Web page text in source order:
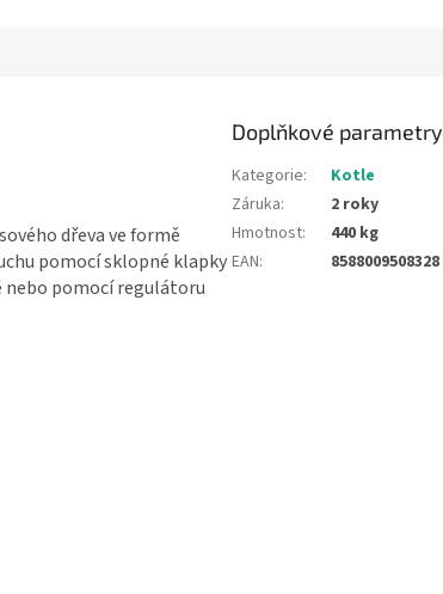
dřeva ve formě
pomocí sklopné klapky
pomocí regulátoru
Doplňkové parametry
Kategorie:
Kotle
Záruka:
2 roky
Hmotnost:
440 kg
EAN: 8588009508328